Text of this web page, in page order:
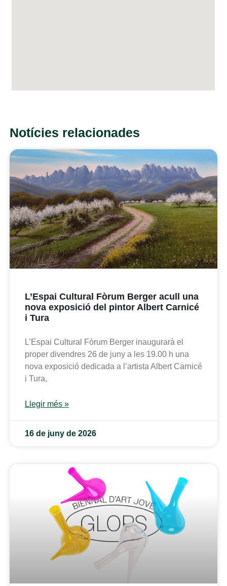
Notícies relacionades
L’Espai Cultural Fòrum Berger acull una
nova exposició del pintor Albert Carnicé
i Tura
L’Espai Cultural Fòrum Berger inaugurarà el
proper divendres 26 de juny a les 19.00 h una
nova exposició dedicada a l’artista Albert Carnicé
i Tura,
Llegir més »
16 de juny de 2026